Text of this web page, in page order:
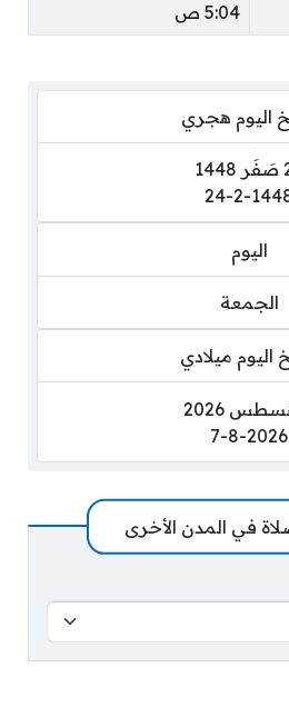
5:04 ص
اليوم هجري
24-2-
اليوم
الجمعة
اليوم ميلادي
7-8-2026
في المدن الأخرى